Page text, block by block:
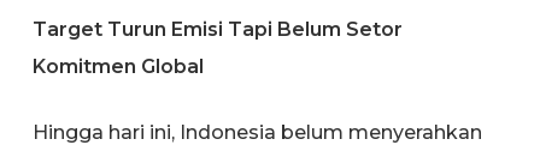
Target Turun Emisi Tapi Belum Setor
Komitmen Global
Hingga hari ini, Indonesia belum menyerahkan